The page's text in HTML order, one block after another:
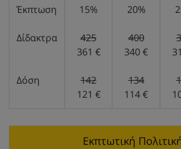
Έκπτωση 15% 20%
Δίδακτρα
425
361 €
400
340 €
Δόση
142
121 €
134
114 €
Εκπτωτική